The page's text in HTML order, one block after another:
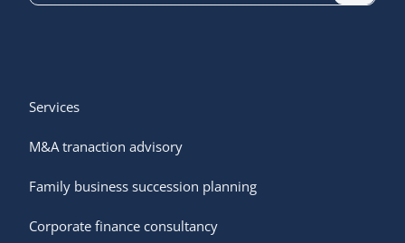
Services
M&A tranaction advisory
Family business succession planning
Corporate finance consultancy